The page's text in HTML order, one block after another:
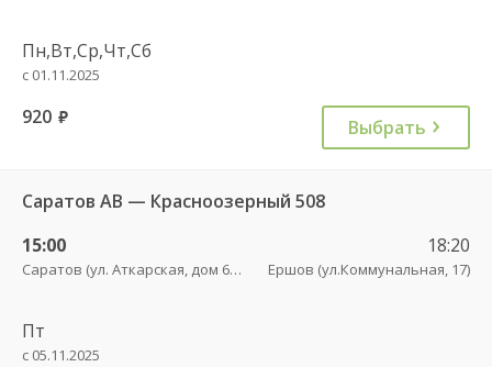
Пн,Вт,Ср,Чт,Сб
с 01.11.2025
920 руб. Выбрать
Саратов АВ — Красноозерный 508
15:00
Саратов (ул. Аткарская, дом 66 А)
18:20
Ершов (ул.Коммунальная, 17)
Пт
с 05.11.2025